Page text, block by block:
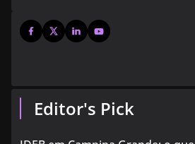
Editor's Pick